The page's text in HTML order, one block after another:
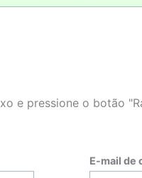
e pressione o botão
E-mail de